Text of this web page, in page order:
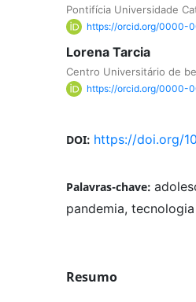
Pontifícia Universidade
https://orcid.org/0000-
Lorena Tarcia
Centro Universitário de
https://orcid.org/0000-
DOI: https://doi.org/
Palavras-chave:
pandemia,
Resumo